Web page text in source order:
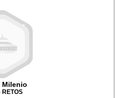
Milenio
RETOS